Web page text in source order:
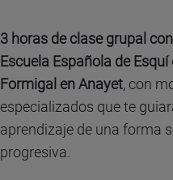
3 horas de clase grupal
Escuela Española de Esquí
Formigal en Anayet, con
especializados que te
aprendizaje de una forma
progresiva.